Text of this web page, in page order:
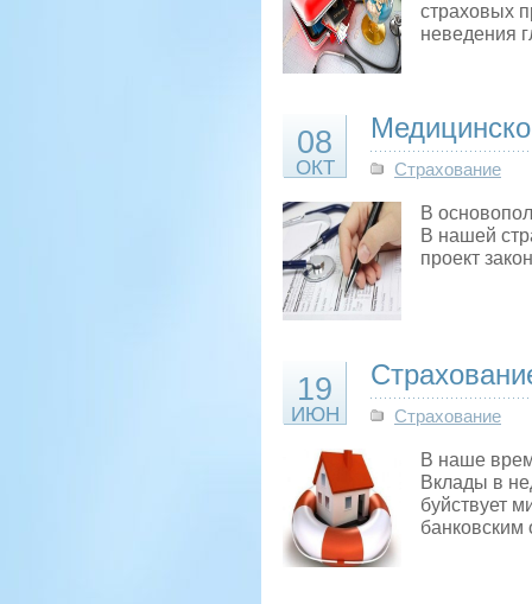
страховых
неведения
08
ОКТ Страхование
В
В нашей
проект
19
ИЮН Страхование
В наше
Вклады в
буйствует
банковским